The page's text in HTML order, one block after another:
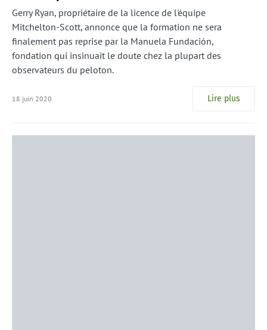
Gerry Ryan, propriétaire de la licence de l'équipe
Mitchelton-Scott, annonce que la formation ne sera
finalement pas reprise par la Manuela Fundación,
fondation qui insinuait le doute chez la plupart des
observateurs du peloton.
18 juin 2020 Lire plus